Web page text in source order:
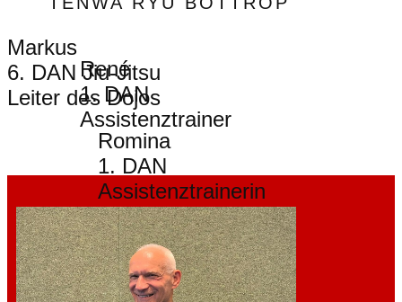
René
1. DAN
Assistenztrainer
Markus
6. DAN Jiu-Jitsu
Leiter des Dojos
Romina
1. DAN
Assistenztrainerin